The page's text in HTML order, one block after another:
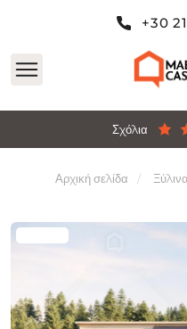
Σχόλια
+30
Αρχική σελίδα